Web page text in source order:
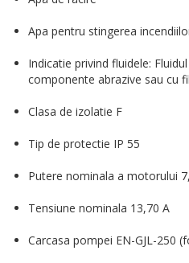
Apa pentru stingerea
Indicatie privind fluidele:
componente abrazive sau cu
Clasa de izolatie F
Tip de protectie IP 55
Putere nominala a motorului
Tensiune nominala 13,70 A
Carcasa pompei EN-GJL-250